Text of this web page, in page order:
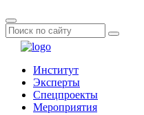
Институт
Эксперты
Спецпроекты
Мероприятия